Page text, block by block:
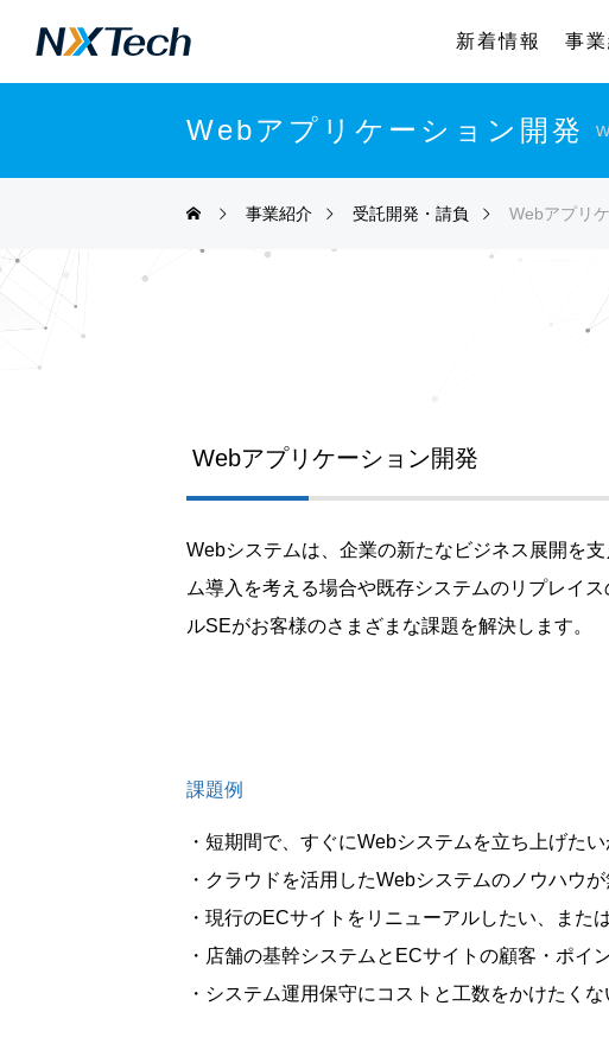
新着情報 事
Webアプリケーション開発
事業紹介 受託開発・請負 Webアプリ
Webアプリケーション開発
Webシステムは、企業の新たなビジネス展開を
ム導入を考える場合や既存システムのリプレイ
ルSEがお客様のさまざまな課題を解決します。
課題例
・短期間で、すぐにWebシステムを立ち上げた
・クラウドを活用したWebシステムのノウハウが
・現行のECサイトをリニューアルしたい、また
・店舗の基幹システムとECサイトの顧客・ポイ
・システム運用保守にコストと工数をかけたくな